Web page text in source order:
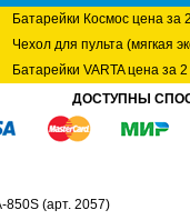
Батарейки Космос цена за
Чехол для пульта (мягкая
Батарейки VARTA цена за
ДОСТУПНЫ
850S (арт. 2057)